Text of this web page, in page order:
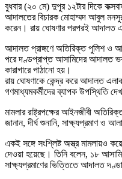
বুধবার (২০ মে) দুপুর ১২টার দিকে
আদালতের বিচারক মোহাম্মদ আবুল
করেন। রায় ঘোষণার পরপরই আদালত
আদালত প্রাঙ্গণে অতিরিক্ত পুলিশ ও
পরে দণ্ডপ্রাপ্ত আসামিদের আদালত
কারাগারে পাঠানো হয়।
রায় ঘোষণাকে কেন্দ্র করে আদালত
গণমাধ্যমকর্মীদের ব্যাপক উপস্থিতি
মামলার রাষ্ট্রপক্ষের আইনজীবী
জানান, দীর্ঘ শুনানি, সাক্ষ্যপ্রমাণ ও
একই সঙ্গে সংশ্লিষ্ট অস্ত্র মামলায়ও
দেওয়া হয়েছে। তিনি বলেন, ১৮
সাক্ষ্যপ্রমাণের ভিত্তিতে আদালত